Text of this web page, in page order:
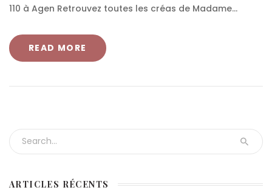
110 à Agen Retrouvez toutes les créas de Madame...
READ MORE
Search for:
ARTICLES RÉCENTS